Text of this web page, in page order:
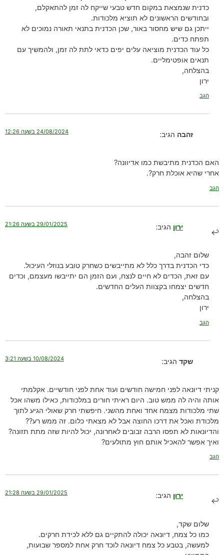
כדנית שנמצאת במקום חדש טבעי שייקח לה זמן להתאקלם,
ובחודשים הראשונים לא תוציא מלכודות.
ייתכן גם שיש מחסור באור, שכן הכדנית בתנאי תאורה נמוכים לא
תפתח כדים.
כל עוד הכדנית מוציאה עלים יפים כדאי לתת לה זמן, ולהמשיך עם
תנאים אופטימליים.
בהצלחה,
ירון
הגב
זהבה הגיב: 24/08/2024 בשעה 12:26
האם הכדנית מתיבשת כמו אדיוונה?
אחרי שהיא אוכלת חרק?.
הגב
ירון הגיב: 29/01/2025 בשעה 21:26
שלום זהבה,
כדי הכדנית בדרך כלל לא מתייבשים כשחרק טובע בנוזלי העיכול.
עם זאת, הכדים לא חיים לנצח, ועם הזמן הם יתייבשו מעצמם, וכדים
חדשים יצמחו בקצוות העלים החדשים.
בהצלחה,
ירון
הגב
שקד הגיב: 10/08/2024 בשעה 3:21
קניתי דיונאה לפני חמישה חודשים ועוד אחת לפני חודשיים. אקלמתי
אותה והיה לה ממש טוב. היום ראיתי חורים במלכודות, כאילו משהו אכל
שתי מלכודות מצמח אחד ואחת מהשני. חיפשתי חרק שאולי הגיע לתוך
מלכודת ואכל את דרכו החוצה אבל לא מצאתי כלום. זה ממש רע??
והדיונאות לא תפסו הרבה זבובים לאחרונה, יכול להיות שזה מתת תזונה?
ואיך אפשר להאכיל אותם חוץ מתולעים?
הגב
ירון הגיב: 29/01/2025 בשעה 21:28
שלום שקד,
כמו כל צמח, דיונאה יכולה להתקיים גם ללא לכידת חרקים.
למעשה, בטבע כל צמח דיונאה לוכד חרק אחת למספר שבועות,